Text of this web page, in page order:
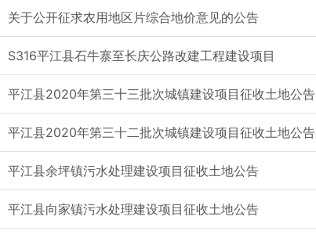
关于公开征求农用地区片综合地价意见的公告
S316平江县石牛寨至长庆公路改建工程建设项目
平江县2020年第三十三批次城镇建设项目征收土地公告
平江县2020年第三十二批次城镇建设项目征收土地公告
平江县余坪镇污水处理建设项目征收土地公告
平江县向家镇污水处理建设项目征收土地公告